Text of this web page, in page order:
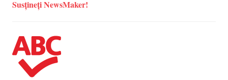
Susțineți NewsMaker!